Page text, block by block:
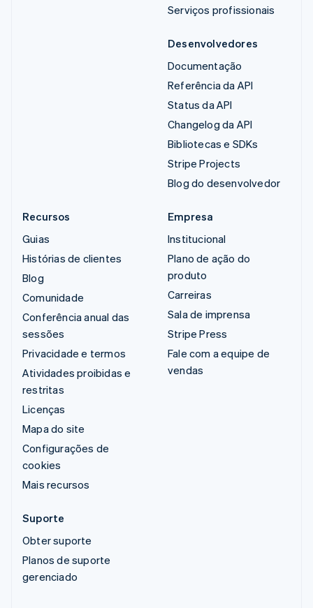
Serviços profissionais
Desenvolvedores
Documentação
Referência da API
Status da API
Changelog da API
Bibliotecas e SDKs
Stripe Projects
Blog do desenvolvedor
Recursos
Guias
Histórias de clientes
Blog
Comunidade
Conferência anual das
sessões
Privacidade e termos
Atividades proibidas e
restritas
Licenças
Mapa do site
Configurações de
cookies
Mais recursos
Empresa
Institucional
Plano de ação do
produto
Carreiras
Sala de imprensa
Stripe Press
Fale com a equipe de
vendas
Suporte
Obter suporte
Planos de suporte
gerenciado